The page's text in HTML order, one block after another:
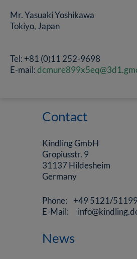
Mr. Yasuaki Yoshikawa
Tokiyo, Japan
Tel: +81 (0)11 252-9698
E-mail:
Contact
Kindling GmbH
Gropiusstr. 9
31137 Hildesheim
Germany
Phone: +49 5121/
E-Mail:
News